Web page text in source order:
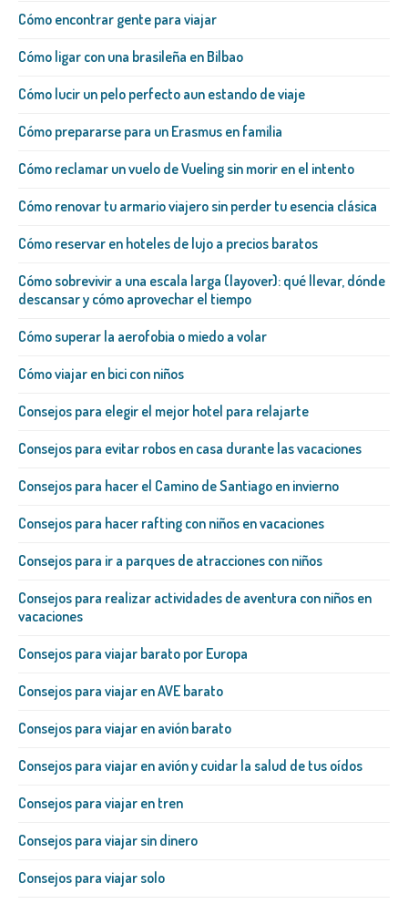
Cómo encontrar gente para viajar
Cómo ligar con una brasileña​ en Bilbao
Cómo lucir un pelo perfecto aun estando de viaje
Cómo prepararse para un Erasmus en familia
Cómo reclamar un vuelo de Vueling sin morir en el intento
Cómo renovar tu armario viajero sin perder tu esencia clásica
Cómo reservar en hoteles de lujo a precios baratos
Cómo sobrevivir a una escala larga (layover): qué llevar, dónde
descansar y cómo aprovechar el tiempo
Cómo superar la aerofobia o miedo a volar
Cómo viajar en bici con niños
Consejos para elegir el mejor hotel para relajarte
Consejos para evitar robos en casa durante las vacaciones
Consejos para hacer el Camino de Santiago en invierno
Consejos para hacer rafting con niños en vacaciones
Consejos para ir a parques de atracciones con niños
Consejos para realizar actividades de aventura con niños en
vacaciones
Consejos para viajar barato por Europa
Consejos para viajar en AVE barato
Consejos para viajar en avión barato
Consejos para viajar en avión y cuidar la salud de tus oídos
Consejos para viajar en tren
Consejos para viajar sin dinero
Consejos para viajar solo